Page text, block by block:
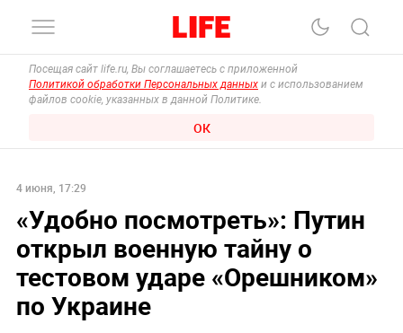
Посещая сайт life.ru, Вы соглашаетесь с приложенной
Политикой обработки Персональных данных и с использованием
файлов cookie, указанных в данной Политике.
ОК
4 июня, 17:29
«Удобно посмотреть»: Путин
открыл военную тайну о
тестовом ударе «Орешником»
по Украине